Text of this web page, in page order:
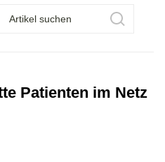
Patienten im Netz